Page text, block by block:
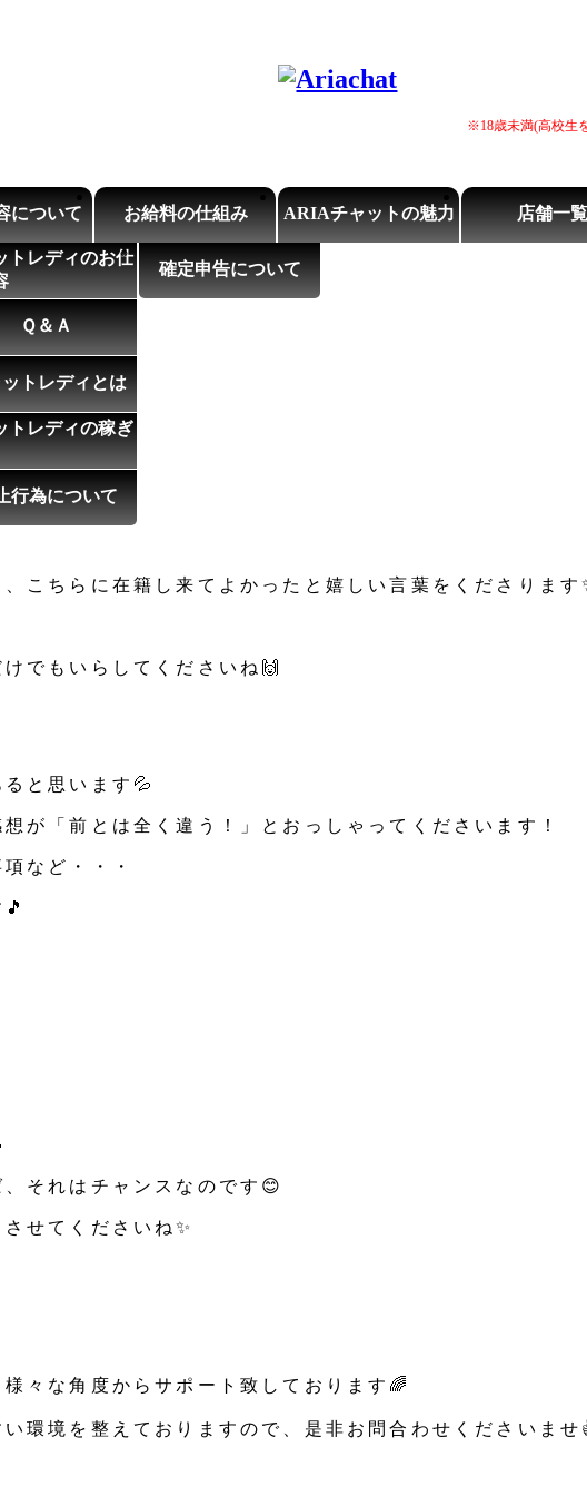
※18歳未満(高校生
について
トレディのお仕
Ｑ＆Ａ
トレディとは
トレディの稼ぎ
行為について
お給料の仕組み
確定申告について
ARIAチャットの魅力 店舗一覧
こちらに在籍し来てよかったと嬉しい言葉をくださります
でもいらしてくださいね🙌
と思います💦
が「前とは全く違う！」とおっしゃってくださいます！
など・・・
それはチャンスなのです😊
せてくださいね✨
々な角度からサポート致しております🌈
環境を整えておりますので、是非お問合わせくださいませ